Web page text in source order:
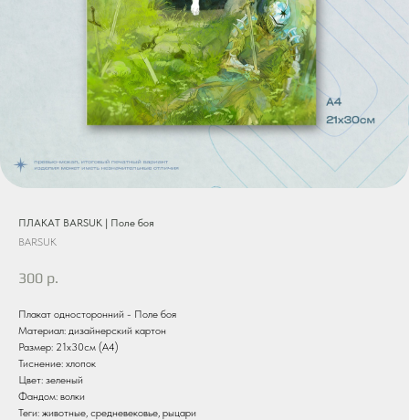
ПЛАКАТ BARSUK | Поле боя
BARSUK
300 р.
Плакат односторонний - Поле боя
Материал: дизайнерский картон
Размер: 21х30см (А4)
Тиснение: хлопок
Цвет: зеленый
Фандом: волки
Теги: животные, средневековье, рыцари